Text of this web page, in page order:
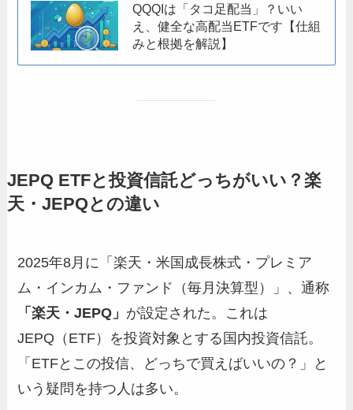
QQQIは「タコ足配当」？いい
え、健全な高配当ETFです【仕組
みと根拠を解説】
JEPQ ETFと投資信託どっちがいい？楽
天・JEPQとの違い
2025年8月に「楽天・米国成長株式・プレミア
ム・インカム・ファンド（毎月決算型）」、通称
「楽天・JEPQ」 が設定された。これは
JEPQ（ETF）を投資対象とする国内投資信託。
「ETFとこの投信、どっちで買えばいいの？」と
いう疑問を持つ人は多い。